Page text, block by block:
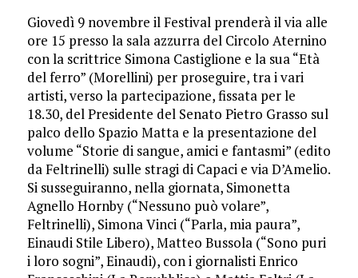
Giovedì 9 novembre il Festival prenderà il via alle
ore 15 presso la sala azzurra del Circolo Aternino
con la scrittrice Simona Castiglione e la sua “Età
del ferro” (Morellini) per proseguire, tra i vari
artisti, verso la partecipazione, fissata per le
18.30, del Presidente del Senato Pietro Grasso sul
palco dello Spazio Matta e la presentazione del
volume “Storie di sangue, amici e fantasmi” (edito
da Feltrinelli) sulle stragi di Capaci e via D’Amelio.
Si susseguiranno, nella giornata, Simonetta
Agnello Hornby (“Nessuno può volare”,
Feltrinelli), Simona Vinci (“Parla, mia paura”,
Einaudi Stile Libero), Matteo Bussola (“Sono puri
i loro sogni”, Einaudi), con i giornalisti Enrico